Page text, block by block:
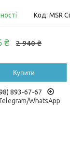
Код: MSR
2 940 ₴
₴
Купити
893-67-67
WhatsApp